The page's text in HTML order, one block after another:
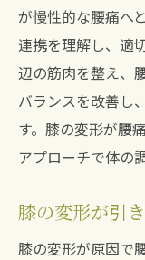
が慢性的な腰痛へ
連携を理解し、適
辺の筋肉を整え、
バランスを改善し
す。膝の変形が腰
アプローチで体の
膝の変形が引
膝の変形が原因で